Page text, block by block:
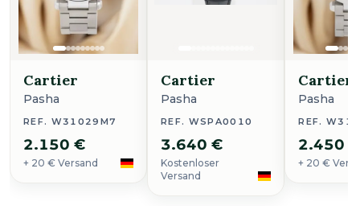
Cartier
Pasha
REF. W31029M7
2.150 €
+ 20 € Versand
Cartier
Pasha
REF. WSPA0010
3.640 €
Kostenloser
Versand
Cartier
Pasha
REF.
2.450 €
+ 20 €